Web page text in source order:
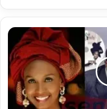
إلى جانب وجود قوات
خمسة مربين فقط تم
دعمهم في 2024 بمبلغ قدره 41 مليون فرنك
السداد قد يؤثر على
التمويلات المستقبلية. وقد تم تقديم 21 مشروعًا